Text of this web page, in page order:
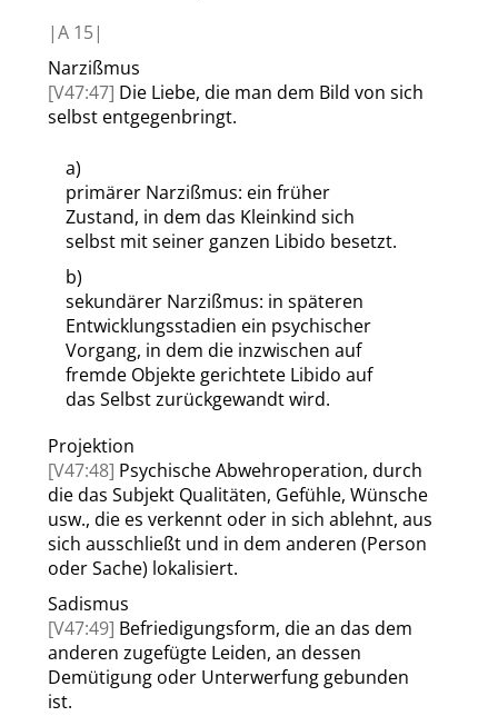
|A 15|
Narzißmus
[V47:47] Die Liebe, die man dem Bild von sich
selbst entgegenbringt.
a)
primärer Narzißmus: ein früher
Zustand, in dem das Kleinkind sich
selbst mit seiner ganzen Libido besetzt.
b)
sekundärer Narzißmus: in späteren
Entwicklungsstadien ein psychischer
Vorgang, in dem die inzwischen auf
fremde Objekte gerichtete Libido auf
das Selbst zurückgewandt wird.
Projektion
[V47:48] Psychische Abwehroperation, durch
die das Subjekt Qualitäten, Gefühle, Wünsche
usw., die es verkennt oder in sich ablehnt, aus
sich ausschließt und in dem anderen (Person
oder Sache) lokalisiert.
Sadismus
[V47:49] Befriedigungsform, die an das dem
anderen zugefügte Leiden, an dessen
Demütigung oder Unterwerfung gebunden
ist.